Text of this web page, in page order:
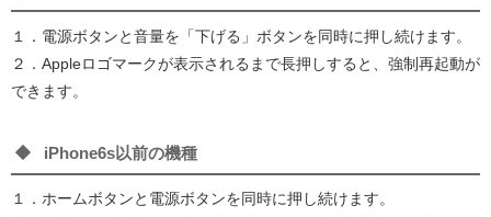
１．電源ボタンと音量を「下げる」ボタンを同時に押し続けます。
２．Appleロゴマークが表示されるまで長押しすると、強制再起動が
できます。
iPhone6s以前の機種
１．ホームボタンと電源ボタンを同時に押し続けます。